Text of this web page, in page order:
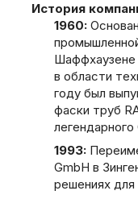
История
1960:
Шаффхаузене
в области
году был
фаски труб
легендарного
1993:
GmbH в
решениях